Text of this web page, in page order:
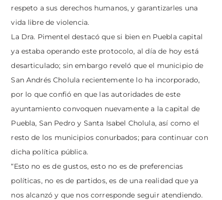
respeto a sus derechos humanos, y garantizarles una
vida libre de violencia.
La Dra. Pimentel destacó que si bien en Puebla capital
ya estaba operando este protocolo, al día de hoy está
desarticulado; sin embargo reveló que el municipio de
San Andrés Cholula recientemente lo ha incorporado,
por lo que confió en que las autoridades de este
ayuntamiento convoquen nuevamente a la capital de
Puebla, San Pedro y Santa Isabel Cholula, así como el
resto de los municipios conurbados; para continuar con
dicha política pública.
“Esto no es de gustos, esto no es de preferencias
políticas, no es de partidos, es de una realidad que ya
nos alcanzó y que nos corresponde seguir atendiendo.